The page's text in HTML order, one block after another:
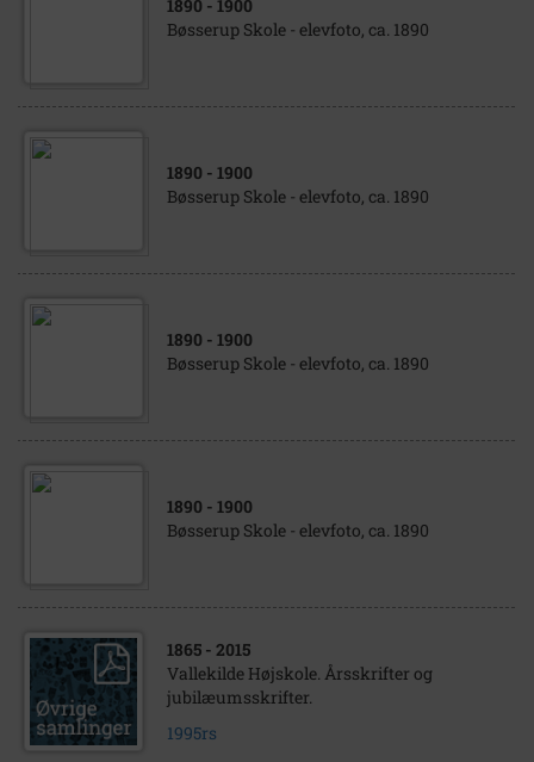
1890 - 1900
Bøsserup Skole - elevfoto, ca. 1890
1890 - 1900
Bøsserup Skole - elevfoto, ca. 1890
1890 - 1900
Bøsserup Skole - elevfoto, ca. 1890
1890 - 1900
Bøsserup Skole - elevfoto, ca. 1890
1865 - 2015
Vallekilde Højskole. Årsskrifter og
jubilæumsskrifter.
1995rs